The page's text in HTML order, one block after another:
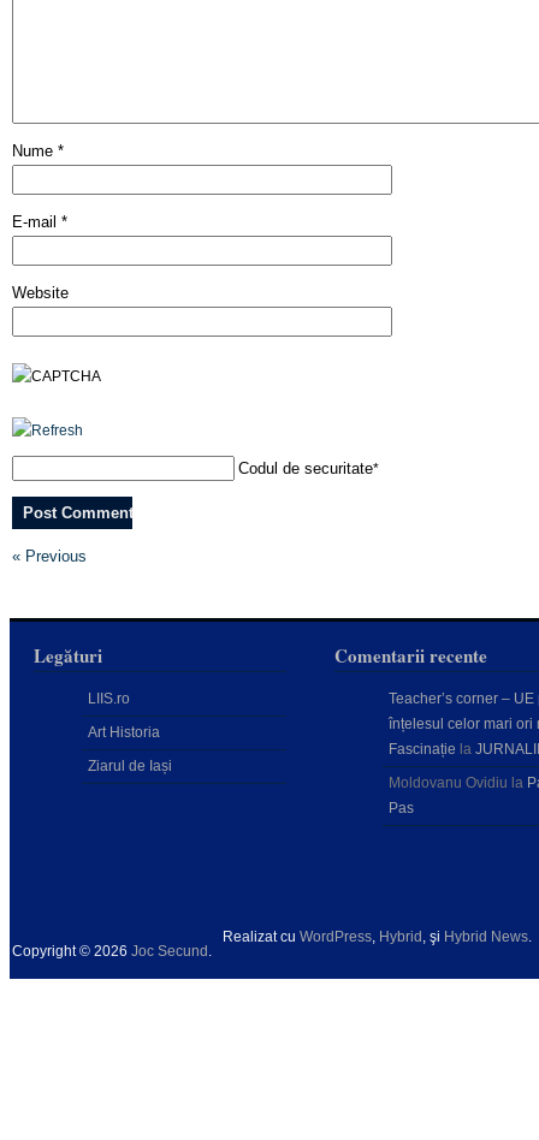
Nume *
E-mail *
Website
Codul de securitate*
« Previous
Legături
LIIS.ro
Art Historia
Ziarul de Iași
Comentarii recente
Teacher’s corner – UE
înțelesul celor mari ori
Fascinație la
Moldovanu Ovidiu la
Pas
Copyright © 2026 Joc Secund .
Realizat cu WordPress, Hybrid , şi Hybrid News.